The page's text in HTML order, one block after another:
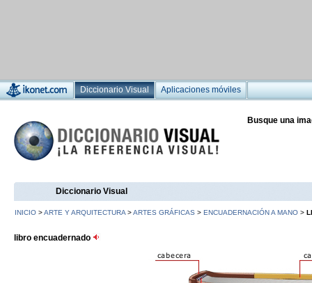
Diccionario Visual Aplicaciones móviles
Busque una
Diccionario Visual
INICIO >ARTE Y ARQUITECTURA >ARTES GRÁFICAS > ENCUADERNACIÓN A MANO >
libro encuadernado